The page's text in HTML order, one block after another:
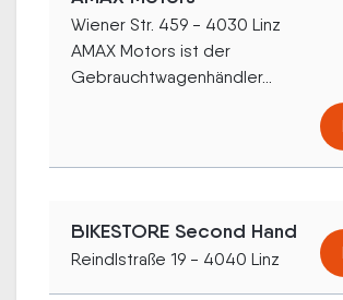
Wiener Str. 459 - 4030 Linz
AMAX Motors ist der
Gebrauchtwagenhändler...
BIKESTORE Second Hand
Reindlstraße 19 - 4040 Linz